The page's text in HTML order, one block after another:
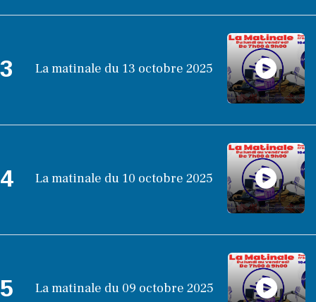
3 La matinale du 13 octobre 2025
4 La matinale du 10 octobre 2025
5 La matinale du 09 octobre 2025